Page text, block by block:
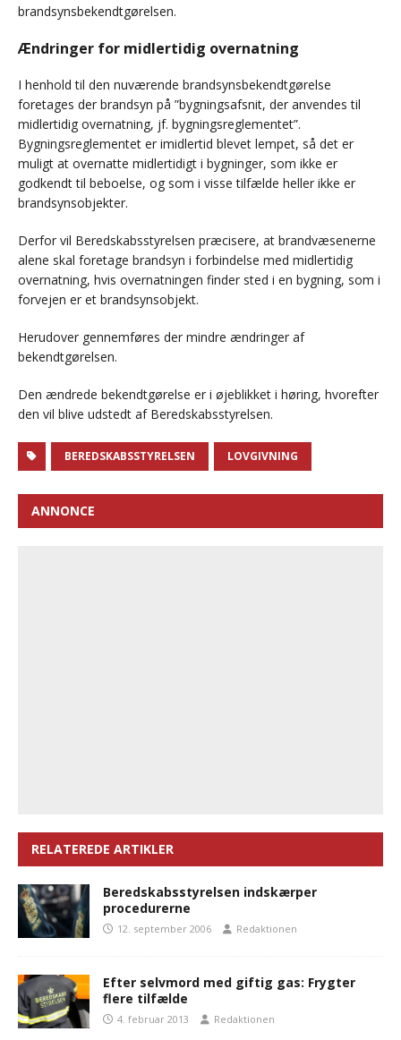
brandsynsbekendtgørelsen.
Ændringer for midlertidig overnatning
I henhold til den nuværende brandsynsbekendtgørelse
foretages der brandsyn på ”bygningsafsnit, der anvendes til
midlertidig overnatning, jf. bygningsreglementet”.
Bygningsreglementet er imidlertid blevet lempet, så det er
muligt at overnatte midlertidigt i bygninger, som ikke er
godkendt til beboelse, og som i visse tilfælde heller ikke er
brandsynsobjekter.
Derfor vil Beredskabsstyrelsen præcisere, at brandvæsenerne
alene skal foretage brandsyn i forbindelse med midlertidig
overnatning, hvis overnatningen finder sted i en bygning, som i
forvejen er et brandsynsobjekt.
Herudover gennemføres der mindre ændringer af
bekendtgørelsen.
Den ændrede bekendtgørelse er i øjeblikket i høring, hvorefter
den vil blive udstedt af Beredskabsstyrelsen.
BEREDSKABSSTYRELSEN LOVGIVNING
ANNONCE
RELATEREDE ARTIKLER
Beredskabsstyrelsen indskærper
procedurerne
12. september 2006 Redaktionen
Efter selvmord med giftig gas: Frygter
flere tilfælde
4. februar 2013 Redaktionen